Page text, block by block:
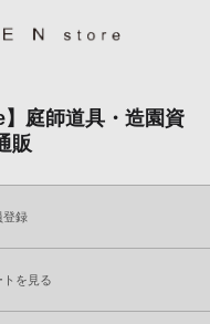
庭師道具・造園資
販
登録
トを見る